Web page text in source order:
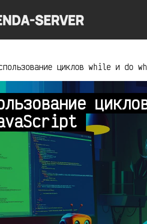
циклов while и do